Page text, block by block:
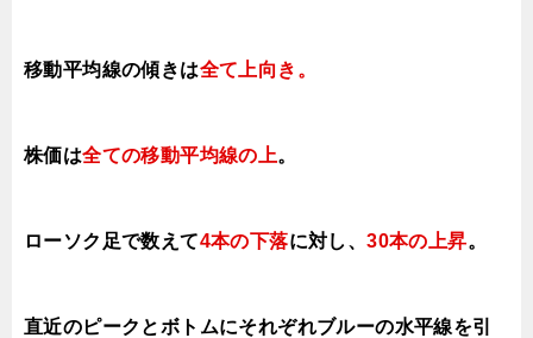
移動平均線の傾きは全て上向き 。
株価は全ての移動平均線の上。
ローソク足で数えて4本の下落に対し、30本の上昇。
直近のピークとボトムにそれぞれブルーの水平線を引